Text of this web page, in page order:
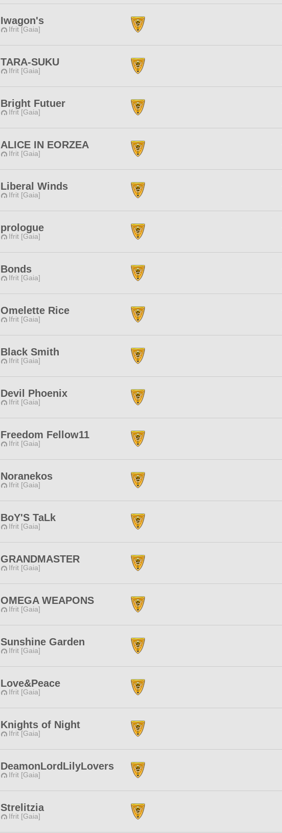
Iwagon's
Ifrit [Gaia]
TARA-SUKU
Ifrit [Gaia]
Bright Futuer
Ifrit [Gaia]
ALICE IN EORZEA
Ifrit [Gaia]
Liberal Winds
Ifrit [Gaia]
prologue
Ifrit [Gaia]
Bonds
Ifrit [Gaia]
Omelette Rice
Ifrit [Gaia]
Black Smith
Ifrit [Gaia]
Devil Phoenix
Ifrit [Gaia]
Freedom Fellow11
Ifrit [Gaia]
Noranekos
Ifrit [Gaia]
BoY'S TaLk
Ifrit [Gaia]
GRANDMASTER
Ifrit [Gaia]
OMEGA WEAPONS
Ifrit [Gaia]
Sunshine Garden
Ifrit [Gaia]
Love&Peace
Ifrit [Gaia]
Knights of Night
Ifrit [Gaia]
DeamonLordLilyLovers
Ifrit [Gaia]
Strelitzia
Ifrit [Gaia]